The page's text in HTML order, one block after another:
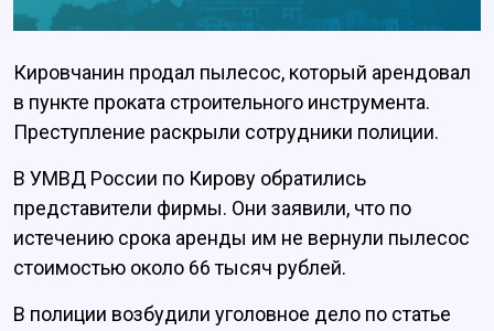
Кировчанин продал пылесос, который арендовал
в пункте проката строительного инструмента.
Преступление раскрыли сотрудники полиции.
В УМВД России по Кирову обратились
представители фирмы. Они заявили, что по
истечению срока аренды им не вернули пылесос
стоимостью около 66 тысяч рублей.
В полиции возбудили уголовное дело по статье